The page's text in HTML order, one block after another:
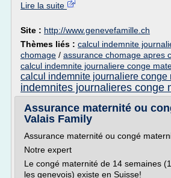
Lire la suite
Site : http://www.genevefamille.ch
Thèmes liés : calcul indemnite
chomage / assurance chomage apres
calcul indemnite journaliere conge
calcul indemnite journaliere conge
indemnites journalieres conge
Assurance maternité ou
Valais Family
Assurance maternité ou congé
Notre expert
Le congé maternité de 14 semaines
les genevois) existe en Suisse!